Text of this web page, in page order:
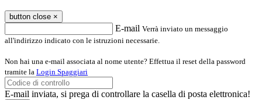
button close ×
E-mail Verrà inviato un messaggio
all'indirizzo indicato con le istruzioni necessarie.
Non hai una e-mail associata al nome utente? Effettua il reset della password
tramite la Login Spaggiari
E-mail inviata, si prega di controllare la casella di posta elettronica!